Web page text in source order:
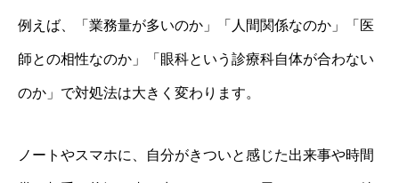
例えば、「業務量が多いのか」「人間関係なのか」「医
師との相性なのか」「眼科という診療科自体が合わない
のか」で対処法は大きく変わります。
ノートやスマホに、自分がきついと感じた出来事や時間